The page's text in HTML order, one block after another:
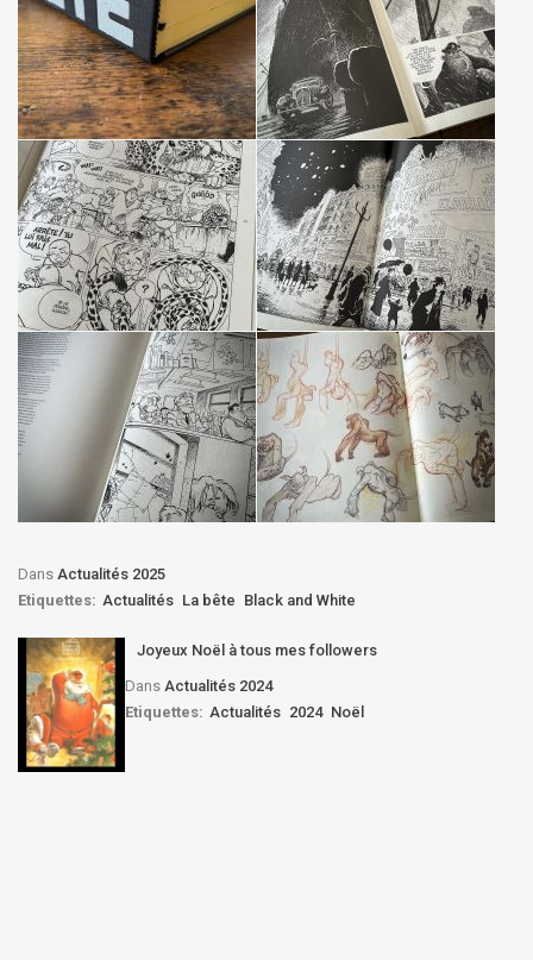
Dans Actualités 2025
Etiquettes: Actualités La bête Black and White
Joyeux Noël à tous mes followers
Dans Actualités 2024
Etiquettes: Actualités 2024 Noël